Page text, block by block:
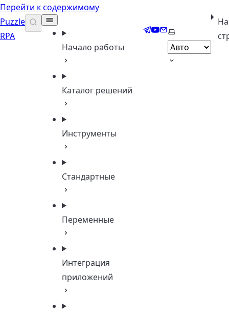
Перейти к содержимому
Puzzle
RPA
Начало работы
Каталог решений
Инструменты
Стандартные
Переменные
Интеграция
приложений
Telegram
YouTube
EmailВыберите тему